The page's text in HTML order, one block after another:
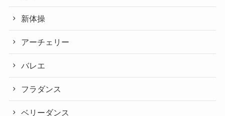
新体操
アーチェリー
バレエ
フラダンス
ベリーダンス